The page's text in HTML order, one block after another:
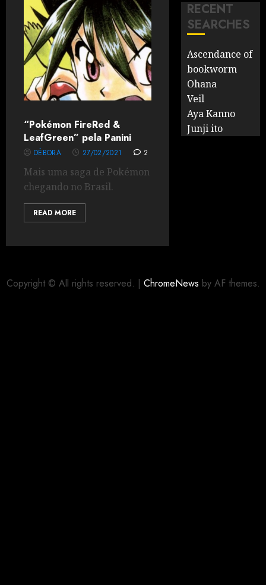
“Pokémon FireRed &
LeafGreen” pela Panini
DÉBORA 27/02/2021 2
Mais uma saga de Pokémon
chegando no Brasil.
READ MORE
RECENT
SEARCHES
Ascendance of
bookworm
Ohana
Veil
Aya Kanno
Junji ito
Copyright © All rights reserved. | ChromeNews by AF themes.